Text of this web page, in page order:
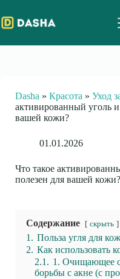
to
content
Dasha » Красота » Уход
активированный уголь
вашей кожи?
01.01.2026
Что такое
полезен для вашей кожи?
Содержание скрыть
1. Польза угля для
2. Как использовать
2.1. 1. Очищающее
борьбы с акне (с